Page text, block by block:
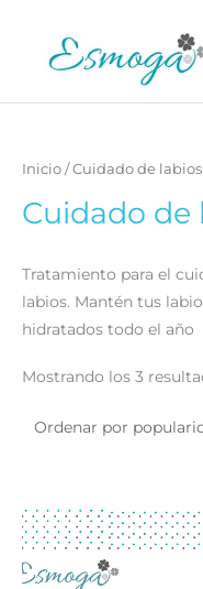
contenido
Inicio / Cuidado de labios
Cuidado de
Tratamiento para el
labios. Mantén tus
hidratados todo el año
Mostrando los 3